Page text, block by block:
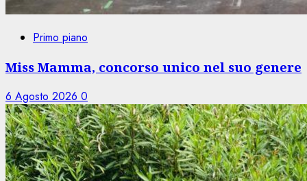
Primo piano
Miss Mamma, concorso unico nel suo genere
6 Agosto 2026 0